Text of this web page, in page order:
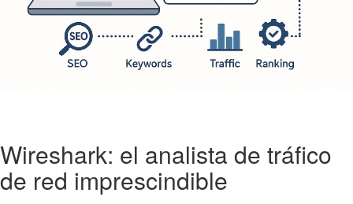
Wireshark: el analista de tráfico
de red imprescindible